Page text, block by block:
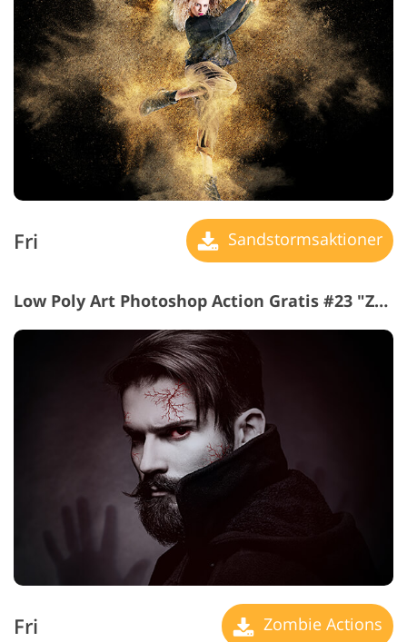
Fri Sandstormsaktioner
Low Poly Art Photoshop Action Gratis #23 "Zombie"
Fri Zombie Actions